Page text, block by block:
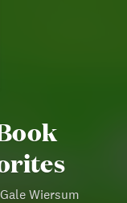
Wiersum